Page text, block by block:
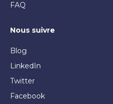
FAQ
Nous suivre
Blog
LinkedIn
Twitter
Facebook